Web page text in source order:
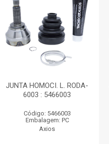
JUNTA HOMOCI. L. RODA-
6003 : 5466003
Código: 5466003
Embalagem: PC
Axios